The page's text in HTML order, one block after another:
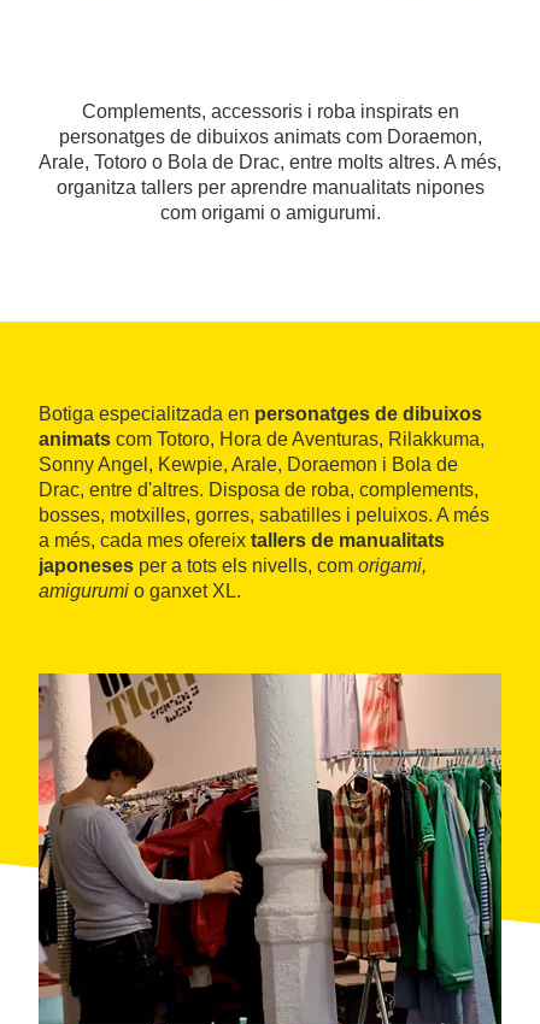
Complements, accessoris i roba inspirats en
personatges de dibuixos animats com Doraemon,
Arale, Totoro o Bola de Drac, entre molts altres. A més,
organitza tallers per aprendre manualitats nipones
com origami o amigurumi.
Botiga especialitzada en personatges de dibuixos
animats com Totoro, Hora de Aventuras, Rilakkuma,
Sonny Angel, Kewpie, Arale, Doraemon i Bola de
Drac, entre d'altres. Disposa de roba, complements,
bosses, motxilles, gorres, sabatilles i peluixos. A més
a més, cada mes ofereix tallers de manualitats
japoneses per a tots els nivells, com origami,
amigurumi o ganxet XL.